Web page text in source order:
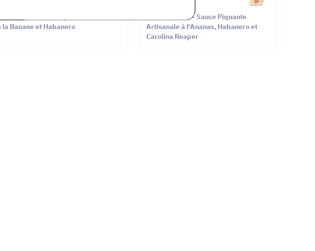
la Banane et Habanero
ANASTHESIE - Sauce Piquante
Artisanale à l'Ananas, Habanero et
Carolina Reaper